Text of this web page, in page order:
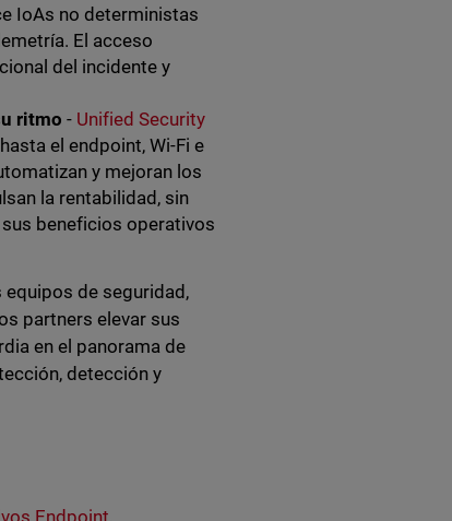
IoAs no deterministas
El acceso
del incidente y
ritmo - Unified Security
el endpoint, Wi-Fi e
y mejoran los
la rentabilidad, sin
beneficios operativos
de seguridad,
partners elevar sus
en el panorama de
detección y
Endpoint,